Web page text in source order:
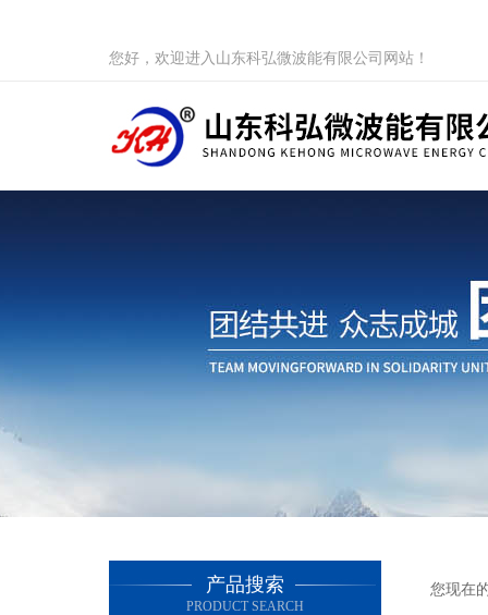
您好，欢迎进入山东科弘微波能有限公司网站！
产品搜索
PRODUCT SEARCH
您现在